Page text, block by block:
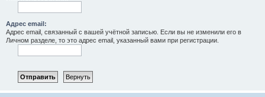
Адрес email:
Адрес email, связанный с вашей учётной записью. Если вы не изменили его в
Личном разделе, то это адрес email, указанный вами при регистрации.